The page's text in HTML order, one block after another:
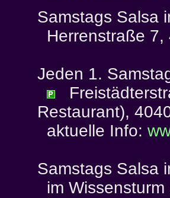
Samstags Salsa
Herrenstraße 7,
Jeden 1.
Restaurant),
aktuelle Info:
Samstags Salsa
im